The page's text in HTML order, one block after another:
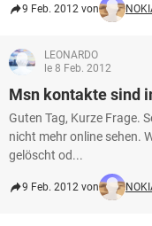
9 Feb. 2012 von
LEONARDO
le 8 Feb. 2012
Msn kontakte sind
Guten Tag, Kurze Frage.
nicht mehr online sehen.
gelöscht od...
9 Feb. 2012 von